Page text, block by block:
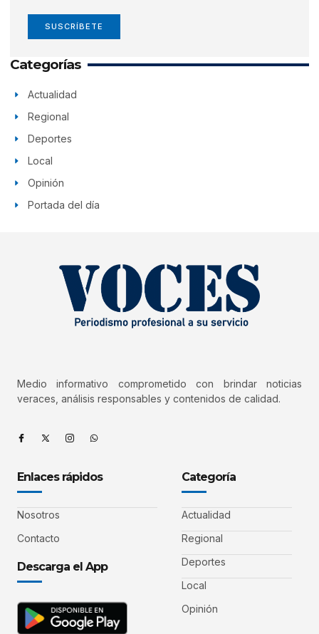
SUSCRÍBETE
Categorías
Actualidad
Regional
Deportes
Local
Opinión
Portada del día
Medio informativo comprometido con brindar noticias
veraces, análisis responsables y contenidos de calidad.
Enlaces rápidos
Nosotros
Contacto
Descarga el App
Categoría
Actualidad
Regional
Deportes
Local
Opinión